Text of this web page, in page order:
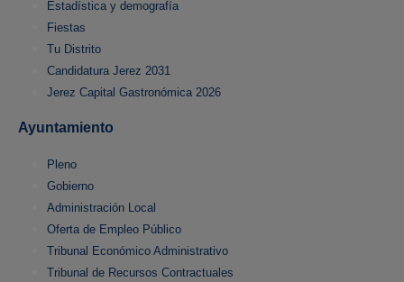
Estadística y demografía
Fiestas
Tu Distrito
Candidatura Jerez 2031
Jerez Capital Gastronómica 2026
Ayuntamiento
Pleno
Gobierno
Administración Local
Oferta de Empleo Público
Tribunal Económico Administrativo
Tribunal de Recursos Contractuales